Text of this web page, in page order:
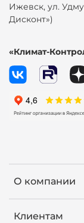
О компании
Клиентам
Ижевск, ул.
Дисконт»)
«Климат-